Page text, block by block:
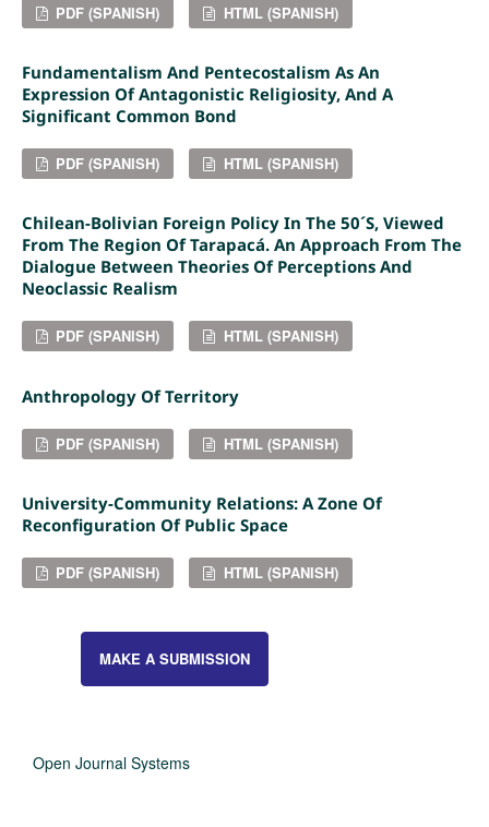
PDF (SPANISH) HTML (SPANISH)
Fundamentalism And Pentecostalism As An
Expression Of Antagonistic Religiosity, And A
Significant Common Bond
PDF (SPANISH) HTML (SPANISH)
Chilean-Bolivian Foreign Policy In The 50´s, Viewed
From The Region Of Tarapacá. An Approach From The
Dialogue Between Theories Of Perceptions And
Neoclassic Realism
PDF (SPANISH) HTML (SPANISH)
Anthropology Of Territory
PDF (SPANISH) HTML (SPANISH)
University-Community Relations: A Zone Of
Reconfiguration Of Public Space
PDF (SPANISH) HTML (SPANISH)
MAKE A SUBMISSION
Open Journal Systems